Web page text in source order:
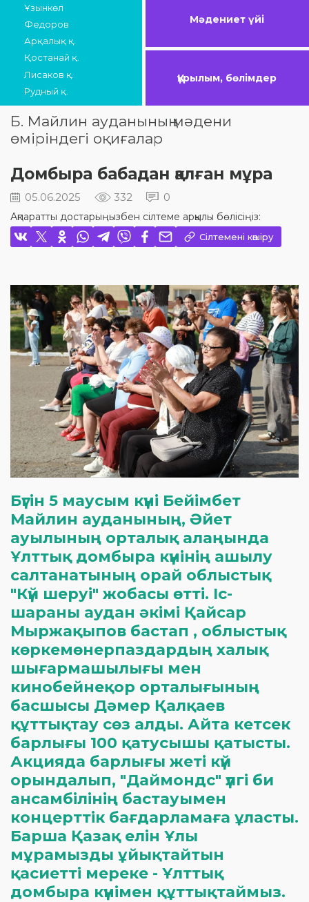
Ұзынкөл
Федоров
Арқалық қ.
Қостанай қ.
Лисаков қ.
Рудный қ.
Мәдениет үйі
Құрылым, бөлімдер
Б. Майлин ауданының мәдени
өміріндегі оқиғалар
Домбыра бабадан қалған мұра
05.06.2025 332 0
Ақпаратты достарыңызбен сілтеме арқылы бөлісіңіз:
Сілтемені көшіру
Бүгін 5 маусым күні Бейімбет
Майлин ауданының, Әйет
ауылының орталық алаңында
Ұлттық домбыра күнінің ашылу
салтанатының орай облыстық
"Күй шеруі" жобасы өтті. Іс-
шараны аудан әкімі Қайсар
Мыржақыпов бастап , облыстық
көркемөнерпаздардың халық
шығармашылығы мен
кинобейнеқор орталығының
басшысы Дәмер Қалқаев
құттықтау сөз алды. Айта кетсек
барлығы 100 қатусышы қатысты.
Акцияда барлығы жеті күй
орындалып, "Даймондс" үлгі би
ансамбілінің бастауымен
концерттік бағдарламаға ұласты.
Барша Қазақ елін Ұлы
мұрамызды ұйықтайтын
қасиетті мереке - Ұлттық
домбыра күнімен құттықтаймыз.